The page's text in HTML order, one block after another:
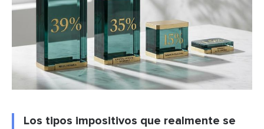
Los tipos impositivos que realmente se